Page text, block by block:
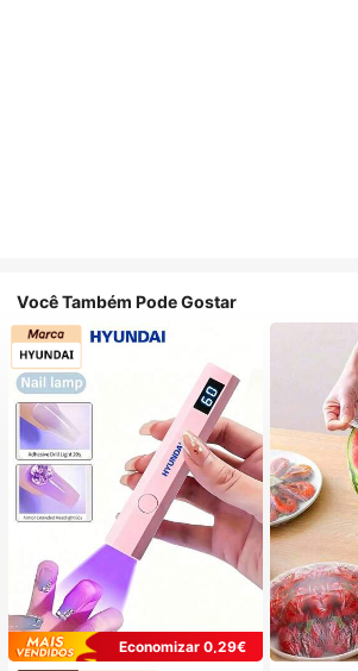
Você Também Pode Gostar
Economizar 0,29€